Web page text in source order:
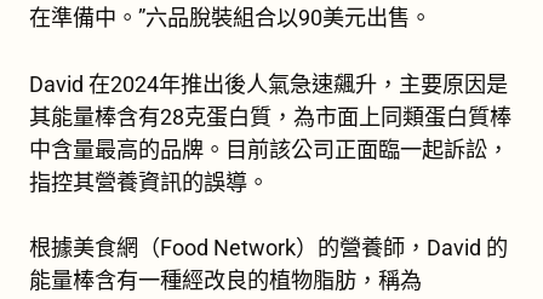
在準備中。”六品脫裝組合以90美元出售。
David 在2024年推出後人氣急速飆升，主要原因是
其能量棒含有28克蛋白質，為市面上同類蛋白質棒
中含量最高的品牌。目前該公司正面臨一起訴訟，
指控其營養資訊的誤導。
根據美食網（Food Network）的營養師，David 的
能量棒含有一種經改良的植物脂肪，稱為